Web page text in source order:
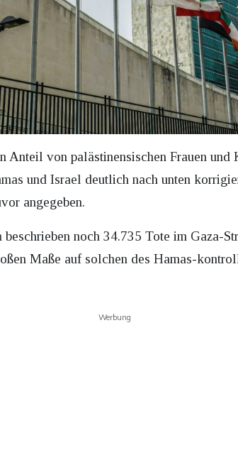
Anteil von palästinensischen Frauen
und Israel deutlich nach unten
angegeben.
noch 34.735 Tote im Gaza-
Maße auf solchen des Hamas-
Werbung